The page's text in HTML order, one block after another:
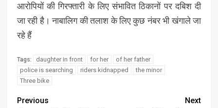
आरोपियों की गिरफ्तारी के लिए संभावित ठिकानों पर दबिश दी
जा रही है। नाबालिग की तलाश के लिए कुछ नंबर भी खंगाले जा
रहे हैं
Tags: daughter in front for her
of her father
police is searching
riders kidnapped
the minor
Three bike
Previous
Next